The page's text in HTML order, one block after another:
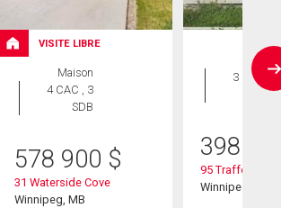
VISITE LIBRE
Maison
4 CAC , 3
SDB
578 900 $
31 Waterside Cove
Winnipeg, MB
Maison
3 CAC , 3
SDB
398 900
95 Trafford Park
Winnipeg, MB